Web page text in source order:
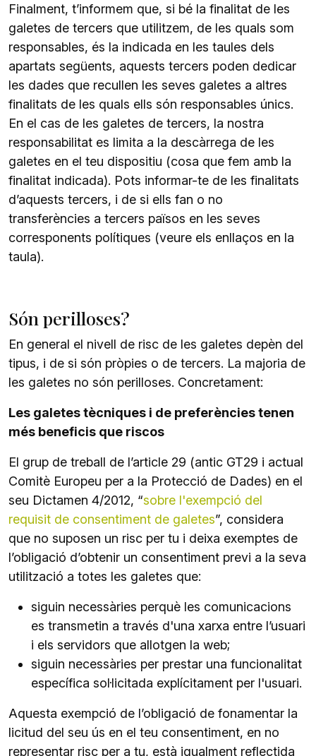
Finalment, t’informem que, si bé la finalitat de les
galetes de tercers que utilitzem, de les quals som
responsables, és la indicada en les taules dels
apartats següents, aquests tercers poden dedicar
les dades que recullen les seves galetes a altres
finalitats de les quals ells són responsables únics.
En el cas de les galetes de tercers, la nostra
responsabilitat es limita a la descàrrega de les
galetes en el teu dispositiu (cosa que fem amb la
finalitat indicada). Pots informar-te de les finalitats
d’aquests tercers, i de si ells fan o no
transferències a tercers països en les seves
corresponents polítiques (veure els enllaços en la
taula).
Són perilloses?
En general el nivell de risc de les galetes depèn del
tipus, i de si són pròpies o de tercers. La majoria de
les galetes no són perilloses. Concretament:
Les galetes tècniques i de preferències tenen
més beneficis que riscos
El grup de treball de l’article 29 (antic GT29 i actual
Comitè Europeu per a la Protecció de Dades) en el
seu Dictamen 4/2012, “sobre l'exempció del
requisit de consentiment de galetes”, considera
que no suposen un risc per tu i deixa exemptes de
l’obligació d’obtenir un consentiment previ a la seva
utilització a totes les galetes que:
siguin necessàries perquè les comunicacions
es transmetin a través d'una xarxa entre l’usuari
i els servidors que allotgen la web;
siguin necessàries per prestar una funcionalitat
específica sol·licitada explícitament per l'usuari.
Aquesta exempció de l’obligació de fonamentar la
licitud del seu ús en el teu consentiment, en no
representar risc per a tu, està igualment reflectida